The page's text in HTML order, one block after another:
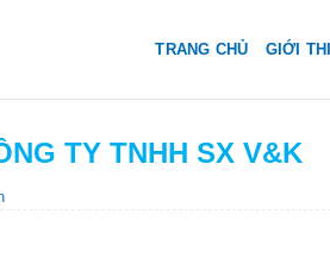
TRANG CHỦ GIỚI
TY TNHH SX V&K